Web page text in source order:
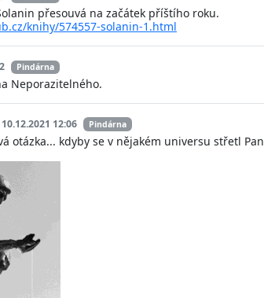
přesouvá na začátek příštího roku.
knihy/574557-solanin-1.html
Pindárna
Neporazitelného.
10.12.2021 12:06 Pindárna
otázka... kdyby se v nějakém universu střetl